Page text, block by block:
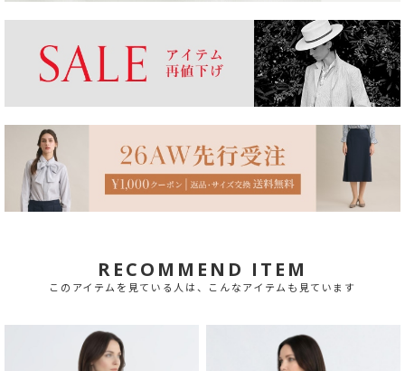
RECOMMEND ITEM
このアイテムを見ている人は、こんなアイテムも見ています